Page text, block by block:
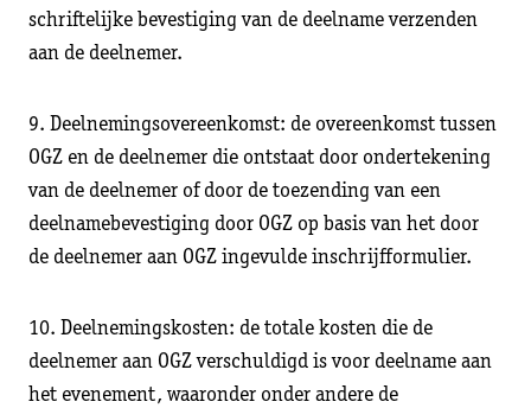
schriftelijke bevestiging van de deelname verzenden
aan de deelnemer.
9. Deelnemingsovereenkomst: de overeenkomst tussen
OGZ en de deelnemer die ontstaat door ondertekening
van de deelnemer of door de toezending van een
deelnamebevestiging door OGZ op basis van het door
de deelnemer aan OGZ ingevulde inschrijfformulier.
10. Deelnemingskosten: de totale kosten die de
deelnemer aan OGZ verschuldigd is voor deelname aan
het evenement, waaronder onder andere de